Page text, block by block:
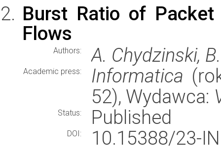
Burst Ratio of
Flows
Authors: A. Chydzinski,
Academic press: Informatica
52), Wydawca:
Status: Published
DOI:
10.15388/23-